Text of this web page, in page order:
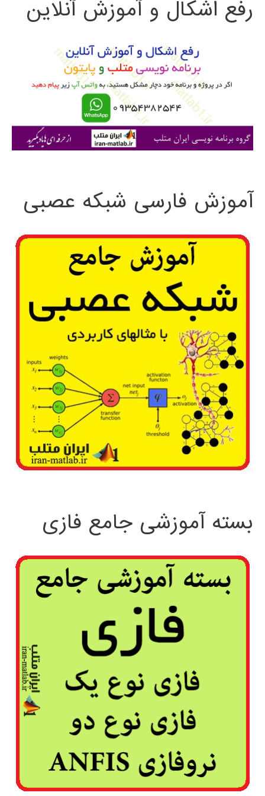
ج
ی
رفع اشکال و آموزش آنلاین
آموزش فارسی شبکه عصبی
بسته آموزشی جامع فازی